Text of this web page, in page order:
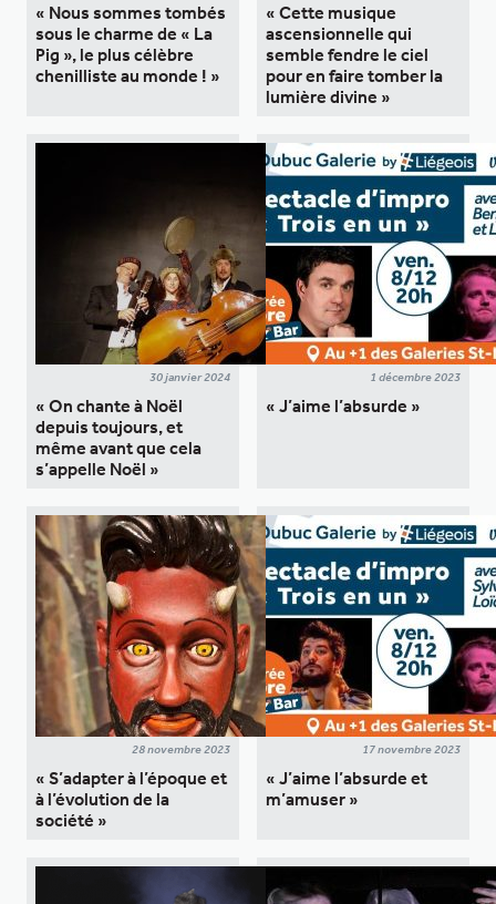
« Nous sommes tombés
sous le charme de « La
Pig », le plus célèbre
chenilliste au monde ! »
« Cette musique
ascensionnelle qui
semble fendre le ciel
pour en faire tomber la
lumière divine »
30 janvier 2024
« On chante à Noël
depuis toujours, et
même avant que cela
s’appelle Noël »
1 décembre 2023
« J’aime l’absurde »
28 novembre 2023
« S’adapter à l’époque et
à l’évolution de la
société »
17 novembre 2023
« J’aime l’absurde et
m’amuser »